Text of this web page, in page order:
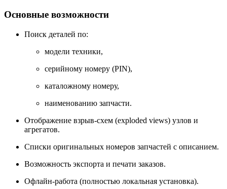
Основные возможности
Поиск деталей по:
модели техники,
серийному номеру (PIN),
каталожному номеру,
наименованию запчасти.
Отображение взрыв-схем (exploded views) узлов и
агрегатов.
Списки оригинальных номеров запчастей с описанием.
Возможность экспорта и печати заказов.
Офлайн-работа (полностью локальная установка).